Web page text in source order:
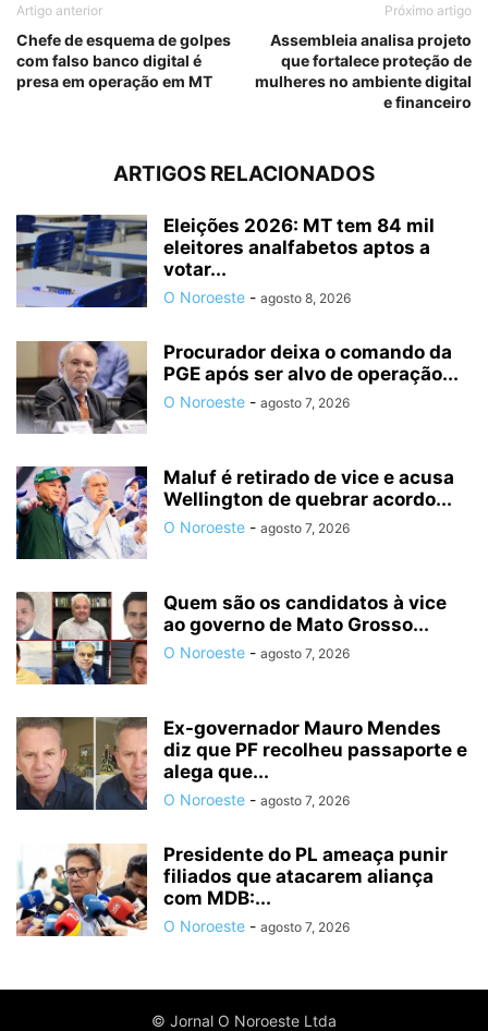
Artigo anterior
Chefe de esquema de golpes
com falso banco digital é
presa em operação em MT
Próximo artigo
Assembleia analisa projeto
que fortalece proteção de
mulheres no ambiente digital
e financeiro
ARTIGOS RELACIONADOS
Eleições 2026: MT tem 84 mil
eleitores analfabetos aptos a
votar...
O Noroeste - agosto 8, 2026
Procurador deixa o comando da
PGE após ser alvo de operação...
O Noroeste - agosto 7, 2026
Maluf é retirado de vice e acusa
Wellington de quebrar acordo...
O Noroeste - agosto 7, 2026
Quem são os candidatos à vice
ao governo de Mato Grosso...
O Noroeste - agosto 7, 2026
Ex-governador Mauro Mendes
diz que PF recolheu passaporte e
alega que...
O Noroeste - agosto 7, 2026
Presidente do PL ameaça punir
filiados que atacarem aliança
com MDB:...
O Noroeste - agosto 7, 2026
© Jornal O Noroeste Ltda